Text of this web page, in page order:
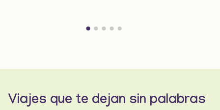
Viajes que te dejan sin palabras